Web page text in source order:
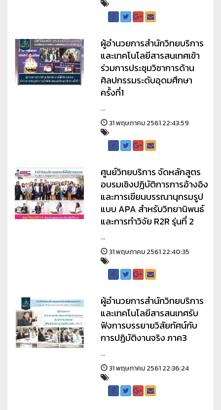
ผู้อำนวยการสำนักวิทยบริการ
และเทคโนโลยีสารสนเทศเข้า
ร่วมการประชุมวิชาการด้าน
ศิลปกรรมระดับอุดมศึกษา
ครั้งที่1
...
31 พฤษภาคม 2561 22:43:59
ศูนย์วิทยบริการ จัดหลักสูตร
อบรมเชิงปฏิบัติการการอ้างอิง
และการเขียนบรรณานุกรมรูป
แบบ APA สำหรับวิทยานิพนธ์
และการทำวิจัย R2R รุ่นที่ 2
...
31 พฤษภาคม 2561 22:40:35
ผู้อำนวยการสำนักวิทยบริการ
และเทคโนโลยีสารสนเทศรับ
ฟังการบรรยายวิสัยทัศน์กับ
การปฏิบัติงานจริง ภาค3
...
31 พฤษภาคม 2561 22:36:24